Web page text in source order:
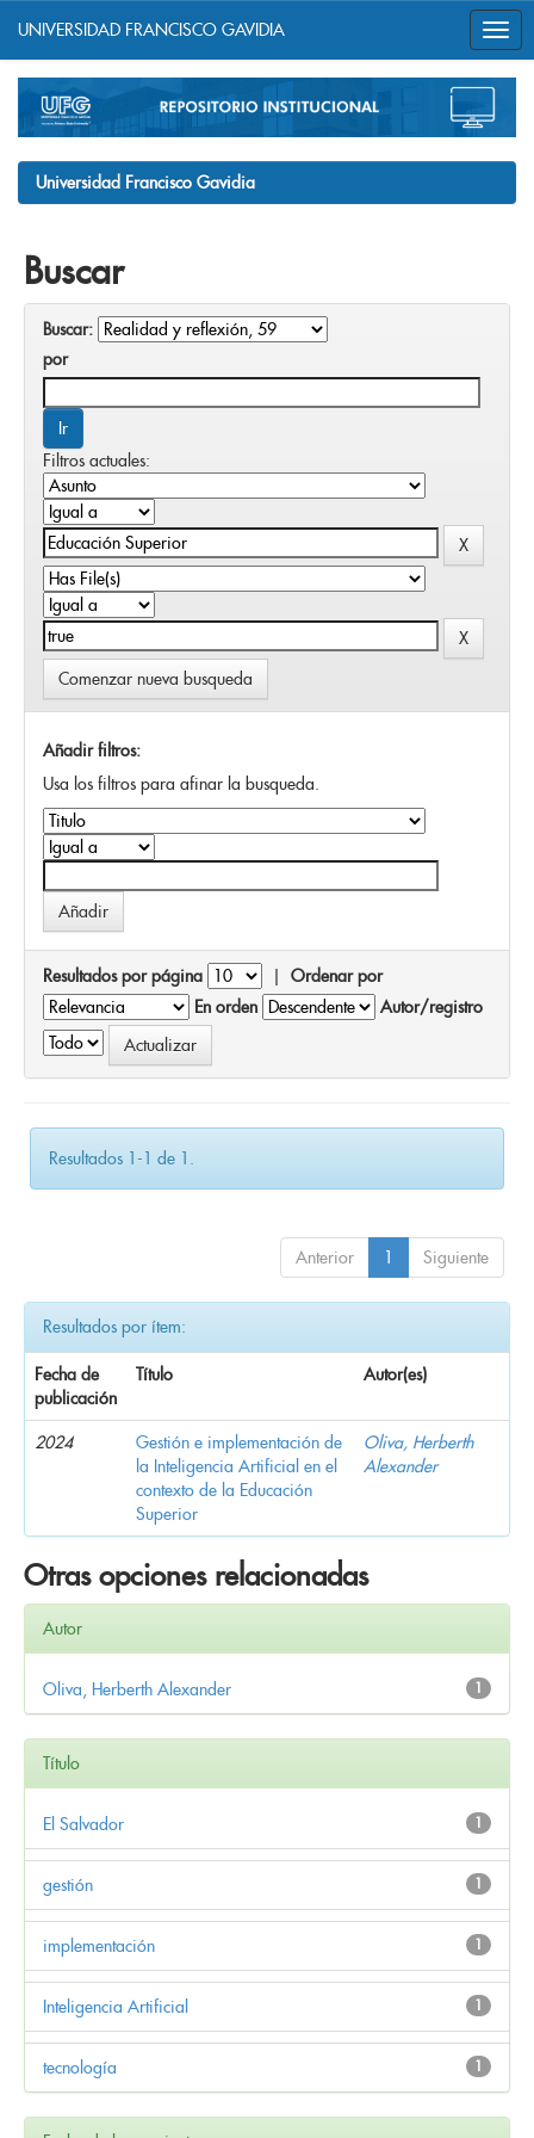
navigation
UNIVERSIDAD FRANCISCO GAVIDIA
Universidad Francisco Gavidia
Buscar
Buscar:
por
Filtros actuales:
Comenzar nueva busqueda
Añadir filtros:
Usa los filtros para afinar la busqueda.
Resultados por página | Ordenar por
En orden
Autor/registro
Resultados 1-1 de 1.
Anterior 1 Siguiente
Resultados por ítem:
Fecha de
publicación
Título Autor(es)
2024
Gestión e implementación de
la Inteligencia Artificial en el
contexto de la Educación
Superior
Oliva, Herberth
Alexander
Otras opciones relacionadas
Autor
1
Oliva, Herberth Alexander
Título
1
El Salvador
1
gestión
1
implementación
1
Inteligencia Artificial
1
tecnología